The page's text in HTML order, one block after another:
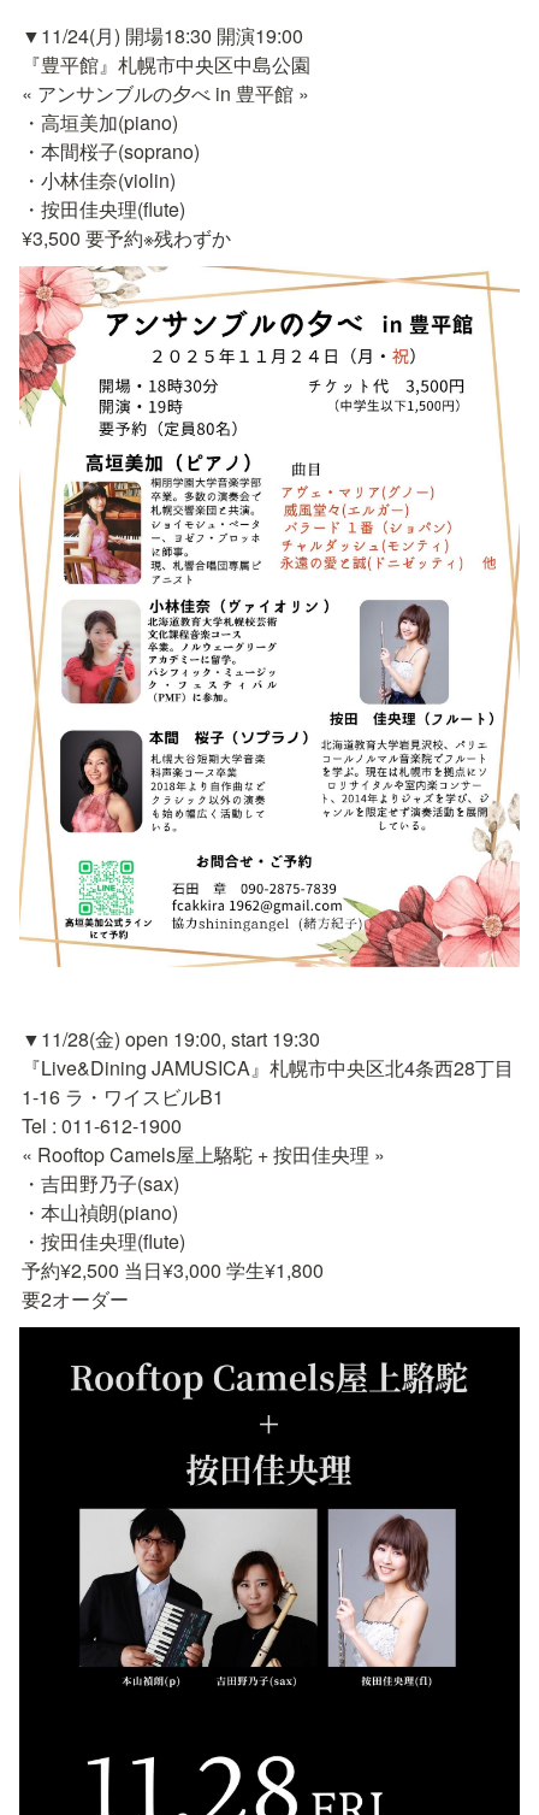
▼11/24(月) 開場18:30 開演19:00
『豊平館』札幌市中央区中島公園
« アンサンブルの夕べ in 豊平館 »
・高垣美加(piano)
・本間桜子(soprano)
・小林佳奈(violin)
・按田佳央理(flute)
¥3,500 要予約※残わずか
▼11/28(金) open 19:00, start 19:30
『Live&Dining JAMUSICA』札幌市中央区北4条西28丁目
1-16 ラ・ワイスビルB1
Tel : 011-612-1900
« Rooftop Camels屋上駱駝 + 按田佳央理 »
・吉田野乃子(sax)
・本山禎朗(piano)
・按田佳央理(flute)
予約¥2,500 当日¥3,000 学生¥1,800
要2オーダー